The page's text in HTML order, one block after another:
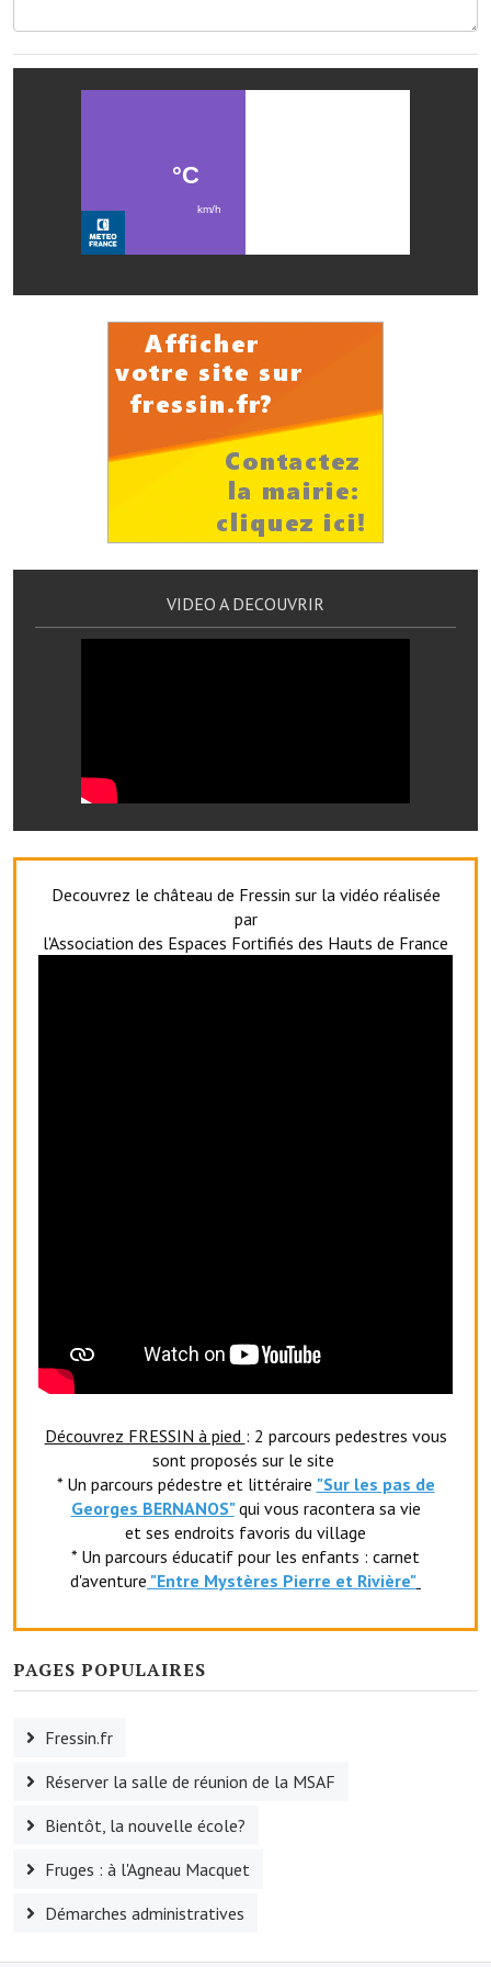
L'association des maires
L'office de tourisme
Services publics intercommunaux
Eaux, assainissement
France services
Déchets ménagers, tri sélectif, encombrants
Services publics communaux
Biens à louer
Equipements sportifs
Commerçants, artisans
Exploitants agricoles
La troupe théâtrale de l'Avenir Fressinois
L'association du château
Le foyer rural
Le club de l'amitié
Le comité des fêtes
L'association des anciens combattants
L'association des anciens sapeurs-pompiers volontaires
Village sportif
L'US Crequy Fressin
La société de chasse
VIDEO A DECOUVRIR
Decouvrez le château de Fressin sur la vidéo réalisée
par
l'Association des Espaces Fortifiés des Hauts de France
Découvrez FRESSIN à pied : 2 parcours pedestres vous
sont proposés sur le site
* Un parcours pédestre et littéraire "Sur les pas de
Georges BERNANOS" qui vous racontera sa vie
et ses endroits favoris du village
* Un parcours éducatif pour les enfants : carnet
d'aventure "Entre Mystères Pierre et Rivière"
PAGES POPULAIRES
Fressin.fr
Réserver la salle de réunion de la MSAF
Bientôt, la nouvelle école?
Fruges : à l'Agneau Macquet
Démarches administratives